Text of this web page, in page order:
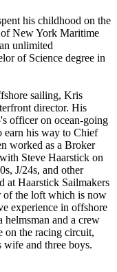
his childhood on the
of New York Maritime
unlimited
of Science degree in
sailing, Kris
director. His
officer on ocean-going
earn his way to Chief
worked as a Broker
Steve Haarstick on
J/24s, and other
at Haarstick Sailmakers
of the loft which is now
experience in offshore
helmsman and a crew
on the racing circuit,
and three boys.